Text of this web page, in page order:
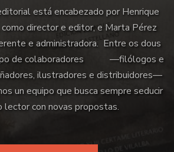
está encabezado por Henrique
director e editor, e Marta Pérez
e administradora. Entre os dous
de colaboradores —filólogos e
ilustradores e distribuidores—
un equipo que busca sempre seducir
lector con novas propostas.